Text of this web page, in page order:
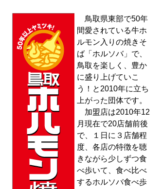
鳥取県東部で50年
間愛されている牛ホ
ルモン入りの焼きそ
ば「ホルソバ」で、
鳥取を楽しく、豊か
に盛り上げていこ
う！と2010年に立ち
上がった団体です。
加盟店は2010年12
月現在で20店舗前後
で、１日に３店舗程
度、各店の特徴を聴
きながら少しずつ食
べ歩いて、食べ比べ
するホルソバ食べ歩